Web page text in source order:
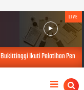
LIVE
Ikuti Pelatihan